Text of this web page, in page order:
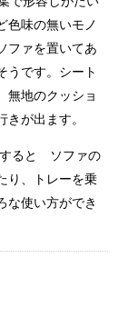
色味の無いモノ
ファを置いてあ
うです。シート
無地のクッショ
が出ます。
すると ソファの
り、トレーを乗
な使い方ができ